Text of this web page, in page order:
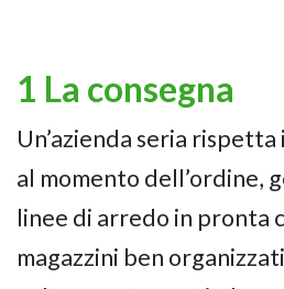
1 La consegna
Un’azienda seria
al momento dell’ordine,
linee di arredo in pronta
magazzini ben